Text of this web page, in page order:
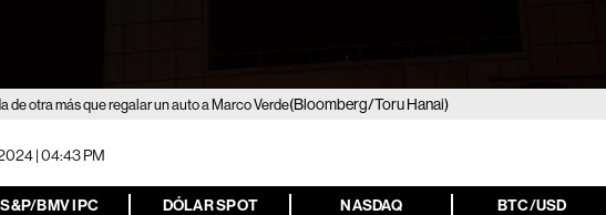
de otra más que regalar un auto a Marco Verde(Bloomberg/Toru Hanai)
| 04:43 PM
S&P/BMV IPC DÓLAR SPOT NASDAQ BTC/USD